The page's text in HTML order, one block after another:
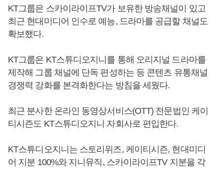
KT그룹은 스카이라이프TV가 보유한 방송채널이 있고
최근 현대미디어 인수로 예능, 드라마를 공급할 채널도
확보했다.
KT그룹은 KT스튜디오지니를 통해 오리지널 드라마를
제작해 그룹 채널에 단독 편성하는 등 콘텐츠 유통채널
경쟁력 강화를 본격화한다는 방침을 세웠다.
최근 분사한 온라인 동영상서비스(OTT) 전문법인 케이
티시즌도 KT스튜디오지니 자회사로 편입한다.
KT스튜디오지니는 스토리위즈, 케이티시즌, 현대미디
어 지분 100%와 지니뮤직, 스카이라이프TV 지분을 각